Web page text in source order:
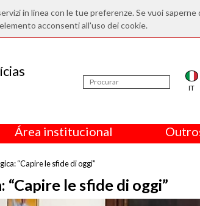
in linea con le tue preferenze. Se vuoi
acconsenti all'uso dei cookie.
IT
Área institucional
“Capire le sfide di oggi”
le sfide di oggi”